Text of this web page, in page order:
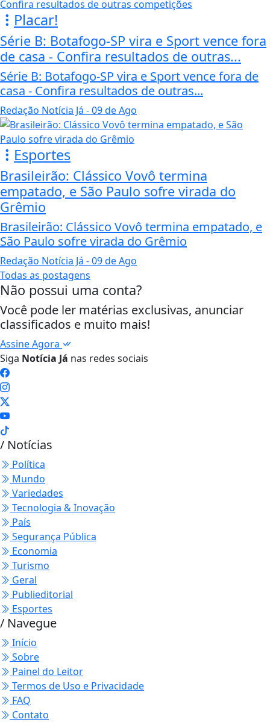
Placar!
Série B: Botafogo-SP vira e Sport vence fora
de casa - Confira resultados de outras...
Série B: Botafogo-SP vira e Sport vence fora de
casa - Confira resultados de outras...
Redação Notícia Já - 09 de Ago
Esportes
Brasileirão: Clássico Vovô termina
empatado, e São Paulo sofre virada do
Grêmio
Brasileirão: Clássico Vovô termina empatado, e
São Paulo sofre virada do Grêmio
Redação Notícia Já - 09 de Ago
Todas as postagens
Não possui uma conta?
Você pode ler matérias exclusivas, anunciar
classificados e muito mais!
Assine Agora
Siga Notícia Já nas redes sociais
/ Notícias
Política
Mundo
Variedades
Tecnologia & Inovação
País
Segurança Pública
Economia
Turismo
Geral
Publieditorial
Esportes
/ Navegue
Início
Sobre
Painel do Leitor
Termos de Uso e Privacidade
FAQ
Contato